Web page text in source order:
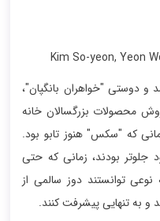
, Yeon
و دوستی "خواهران بانگپان"،
1992 شروع به فروش محصولات بزرگسالان خانه
که "سکس" هنوز تابو بود.
جلوتر بودند، زمانی که حتی
توانستند دوز سالمی از
و به تنهایی پیشرفت کنند.